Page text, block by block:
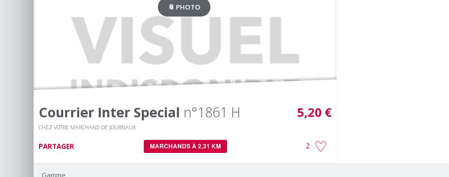
📎 PHOTO
Courrier Inter Special n°1861 H
CHEZ VOTRE MARCHAND DE JOURNAUX
5,20 €
PARTAGER MARCHANDS À 2,31 KM 2
Gamme